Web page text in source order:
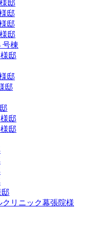
邸
邸
邸
邸
号棟
邸
邸
邸
邸
邸
クリニック幕張院様